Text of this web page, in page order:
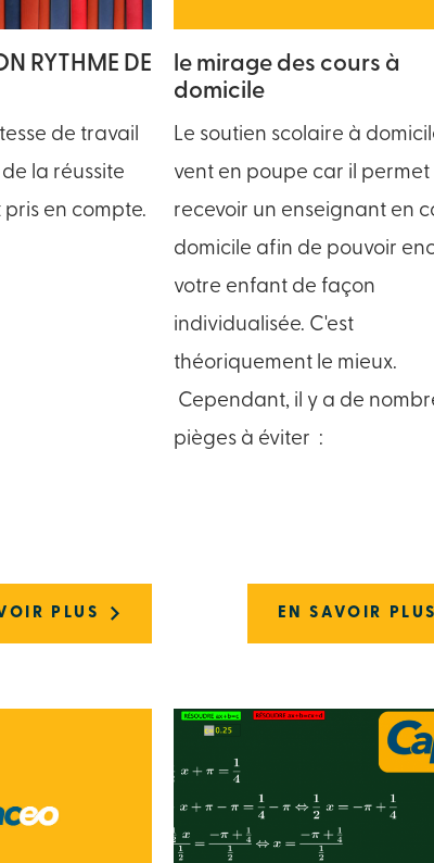
RYTHME DE
de travail
la réussite
en compte.
PLUS
le mirage des cours à
domicile
Le soutien scolaire à
vent en poupe car il permet
recevoir un enseignant en
domicile afin de pouvoir
votre enfant de façon
individualisée. C'est
théoriquement le mieux.
Cependant, il y a de
pièges à éviter :
EN SAVOIR